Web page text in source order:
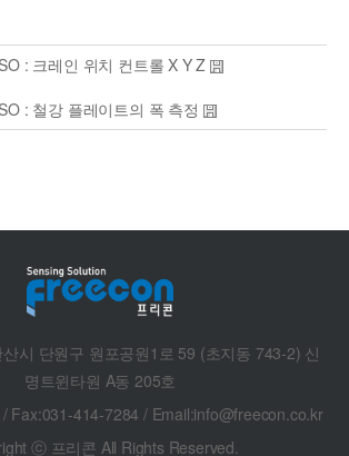
: 크레인 위치 컨트롤 X Y Z
: 철강 플레이트의 폭 측정
시 단원구 원포공원1로 59 (초지동 743-2) 신
명트윈타원 A동 205호
Fax:031-414-7284 / Email:info@freecon.co.kr
ⓒ 프리콘 All Rights Reserved.